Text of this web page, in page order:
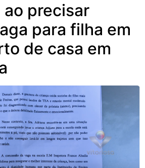
precisar
para filha em
de casa em